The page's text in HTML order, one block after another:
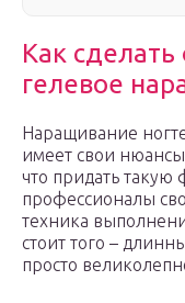
Как
гелевое
Наращивание
имеет свои
что придать такую
профессионалы
техника
стоит того –
просто